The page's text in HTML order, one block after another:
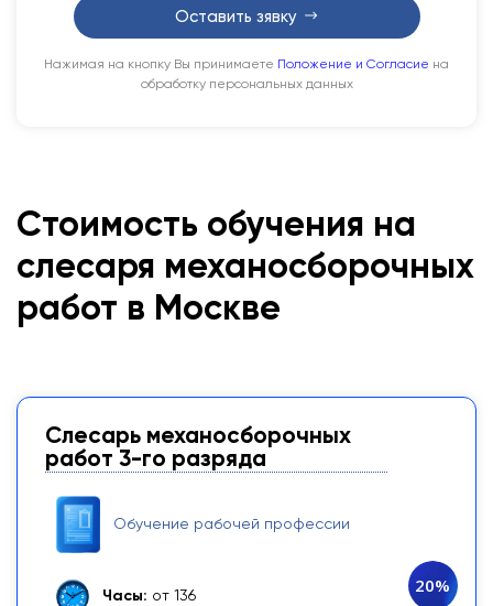
Оставить зявку
Нажимая на кнопку Вы принимаете Положение и Согласие на
обработку персональных данных
Стоимость обучения на
слесаря механосборочных
работ в Москве
Слесарь механосборочных
работ 3-го разряда
Обучение рабочей профессии
Часы: от 136
20%